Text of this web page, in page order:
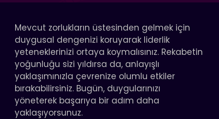
Mevcut zorlukların üstesinden gelmek için
duygusal dengenizi koruyarak liderlik
yeteneklerinizi ortaya koymalısınız. Rekabetin
yoğunluğu sizi yıldırsa da, anlayışlı
yaklaşımınızla çevrenize olumlu etkiler
bırakabilirsiniz. Bugün, duygularınızı
yöneterek başarıya bir adım daha
yaklaşıyorsunuz.